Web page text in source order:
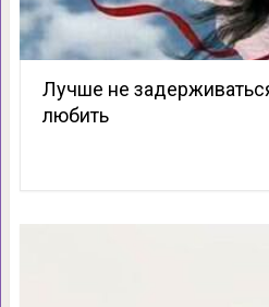
Лучше не
любить